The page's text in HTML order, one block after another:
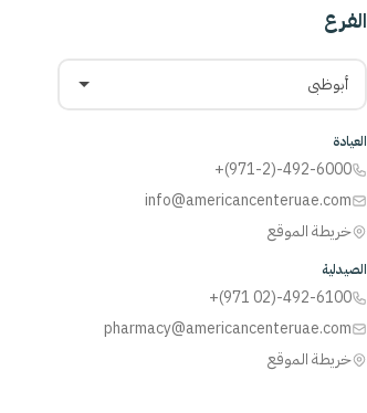
الفرع
أبوظبي
العيادة
+(971-2)-492-6000
info@americancenteruae.com
خريطة الموقع
الصيدلية
+(971 02)-492-6100
pharmacy@americancenteruae.com
خريطة الموقع